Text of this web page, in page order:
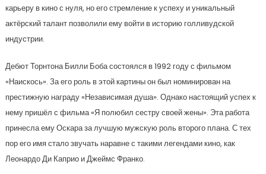
карьеру в кино с нуля, но его стремление к успеху и уникальный
актёрский талант позволили ему войти в историю голливудской
индустрии.
Дебют Торнтона Билли Боба состоялся в 1992 году с фильмом
«Наискось». За его роль в этой картины он был номинирован на
престижную награду «Независимая душа». Однако настоящий успех к
нему пришёл с фильма «Я полюбил сестру своей жены». Эта работа
принесла ему Оскара за лучшую мужскую роль второго плана. С тех
пор его имя стало звучать наравне с такими легендами кино, как
Леонардо Ди Каприо и Джеймс Франко.